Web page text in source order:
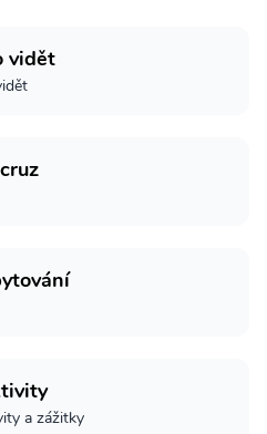
vidět
a zážitky